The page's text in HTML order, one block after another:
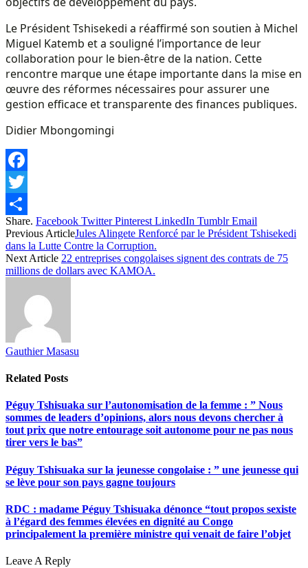
Le Président Tshisekedi a réaffirmé son soutien à Michel
Miguel Katemb et a souligné l’importance de leur
collaboration pour le bien-être de la nation. Cette
rencontre marque une étape importante dans la mise en
œuvre des réformes nécessaires pour assurer une
gestion efficace et transparente des finances publiques.
Didier Mbongomingi
Facebook
Twitter
Share
Share. Facebook Twitter Pinterest LinkedIn Tumblr Email
Previous ArticleJules Alingete Renforcé par le Président Tshisekedi
dans la Lutte Contre la Corruption.
Next Article 22 entreprises congolaises signent des contrats de 75
millions de dollars avec KAMOA.
Gauthier Masasu
Related Posts
Péguy Tshisuaka sur l’autonomisation de la femme : ” Nous
sommes de leaders d’opinions, alors nous devons chercher à
tout prix que notre entourage soit autonome pour ne pas nous
tirer vers le bas”
Péguy Tshisuaka sur la jeunesse congolaise : ” une jeunesse qui
se lève pour son pays gagne toujours
RDC : madame Péguy Tshisuaka dénonce “tout propos sexiste
à l’égard des femmes élevées en dignité au Congo
principalement la première ministre qui venait de faire l’objet
Leave A Reply